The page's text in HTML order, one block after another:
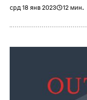
срд 18 янв 2023 12 мин.